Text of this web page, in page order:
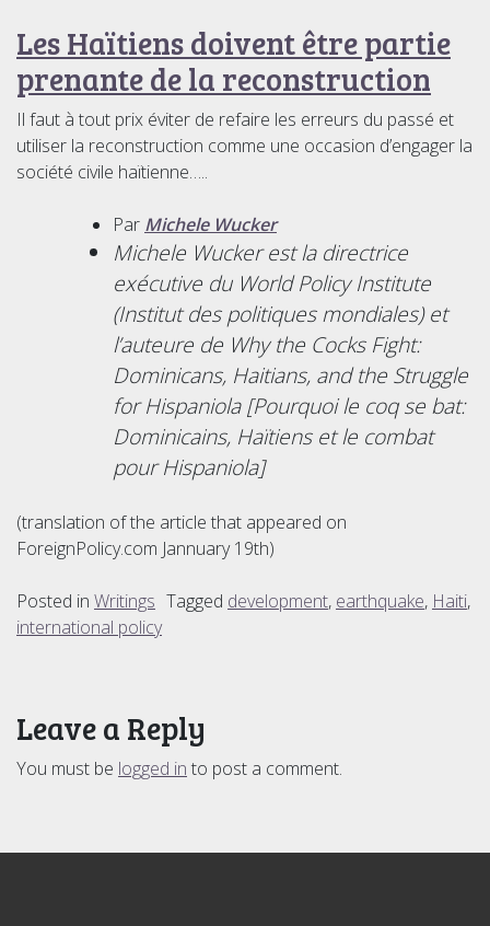
Les Haïtiens doivent être partie
prenante de la reconstruction
Il faut à tout prix éviter de refaire les erreurs du passé et
utiliser la reconstruction comme une occasion d’engager la
société civile haïtienne…..
Par Michele Wucker
Michele Wucker est la directrice
exécutive du World Policy Institute
(Institut des politiques mondiales) et
l’auteure de Why the Cocks Fight:
Dominicans, Haitians, and the Struggle
for Hispaniola [Pourquoi le coq se bat:
Dominicains, Haïtiens et le combat
pour Hispaniola]
(translation of the article that appeared on
ForeignPolicy.com Jannuary 19th)
Posted in Writings Tagged development, earthquake, Haiti,
international policy
Leave a Reply
You must be logged in to post a comment.